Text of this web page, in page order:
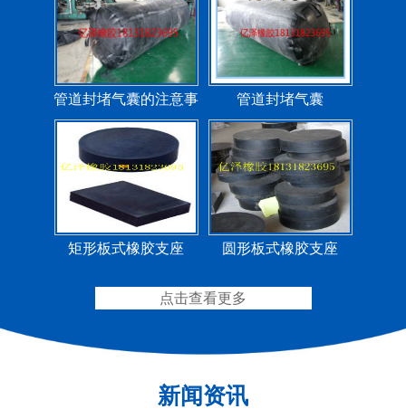
管道封堵气囊的注意事
项
管道封堵气囊
矩形板式橡胶支座 圆形板式橡胶支座
圆形四氟板橡胶支座
矩形四氟板滑动橡胶支
点击查看更多
新闻资讯